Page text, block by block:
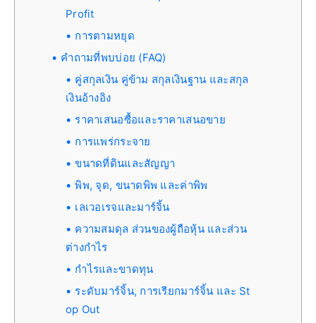
Profit
การตามหยุด
คำถามที่พบบ่อย (FAQ)
คู่สกุลเงิน คู่ข้าม สกุลเงินฐาน และสกุล
เงินอ้างอิง
ราคาเสนอซื้อและราคาเสนอขาย
การแพร่กระจาย
ขนาดที่ดินและสัญญา
พิพ, จุด, ขนาดพิพ และค่าพิพ
เลเวอเรจและมาร์จิ้น
ความสมดุล ส่วนของผู้ถือหุ้น และส่วน
ต่างกำไร
กำไรและขาดทุน
ระดับมาร์จิ้น, การเรียกมาร์จิ้น และ St
op Out